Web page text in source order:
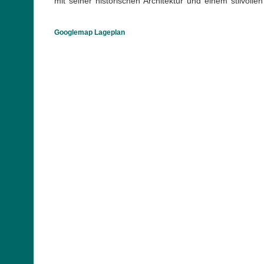
Googlemap Lageplan